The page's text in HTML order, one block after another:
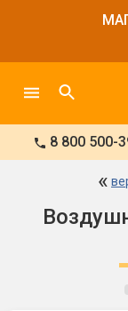
8 800 500-
«